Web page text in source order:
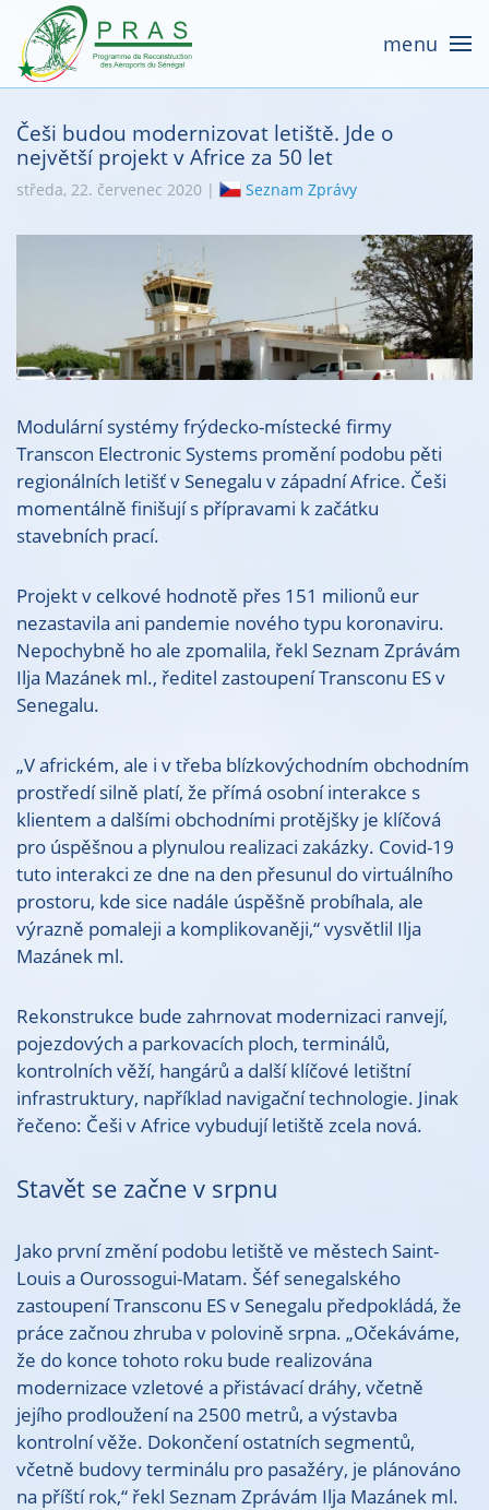
menu
Češi budou modernizovat letiště. Jde o
největší projekt v Africe za 50 let
středa, 22. červenec 2020 | Seznam Zprávy
Modulární systémy frýdecko-místecké firmy
Transcon Electronic Systems promění podobu pěti
regionálních letišť v Senegalu v západní Africe. Češi
momentálně finišují s přípravami k začátku
stavebních prací.
Projekt v celkové hodnotě přes 151 milionů eur
nezastavila ani pandemie nového typu koronaviru.
Nepochybně ho ale zpomalila, řekl Seznam Zprávám
Ilja Mazánek ml., ředitel zastoupení Transconu ES v
Senegalu.
„V africkém, ale i v třeba blízkovýchodním obchodním
prostředí silně platí, že přímá osobní interakce s
klientem a dalšími obchodními protějšky je klíčová
pro úspěšnou a plynulou realizaci zakázky. Covid-19
tuto interakci ze dne na den přesunul do virtuálního
prostoru, kde sice nadále úspěšně probíhala, ale
výrazně pomaleji a komplikovaněji,“ vysvětlil Ilja
Mazánek ml.
Rekonstrukce bude zahrnovat modernizaci ranvejí,
pojezdových a parkovacích ploch, terminálů,
kontrolních věží, hangárů a další klíčové letištní
infrastruktury, například navigační technologie. Jinak
řečeno: Češi v Africe vybudují letiště zcela nová.
Stavět se začne v srpnu
Jako první změní podobu letiště ve městech Saint-
Louis a Ourossogui-Matam. Šéf senegalského
zastoupení Transconu ES v Senegalu předpokládá, že
práce začnou zhruba v polovině srpna. „Očekáváme,
že do konce tohoto roku bude realizována
modernizace vzletové a přistávací dráhy, včetně
jejího prodloužení na 2500 metrů, a výstavba
kontrolní věže. Dokončení ostatních segmentů,
včetně budovy terminálu pro pasažéry, je plánováno
na příští rok,“ řekl Seznam Zprávám Ilja Mazánek ml.